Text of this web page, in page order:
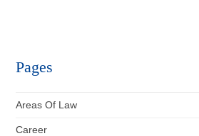
Pages
Areas Of Law
Career